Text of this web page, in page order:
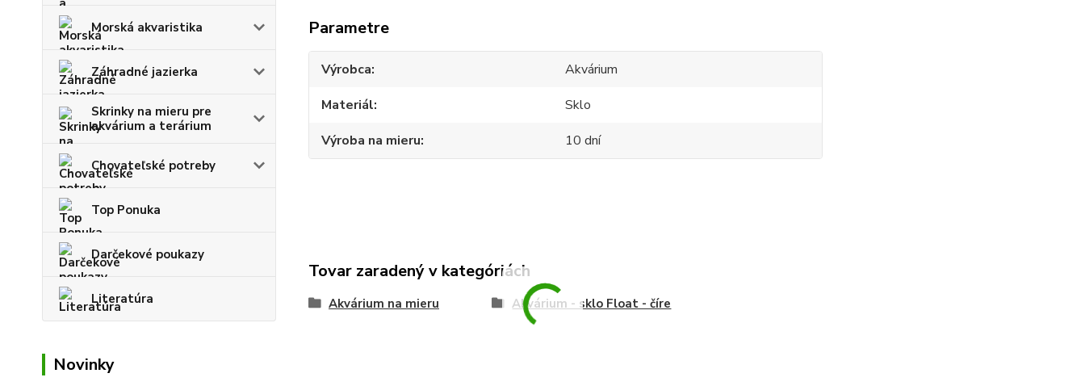
Morská akvaristika
Záhradné jazierka
Skrinky na mieru pre
akvárium a terárium
Chovateľské potreby
Top Ponuka
Darčekové poukazy
Literatúra
Novinky
Parametre
Výrobca
Akvárium
Materiál
Sklo
Výroba na mieru
10 dní
Tovar zaradený v kategóriách
Akvárium na mieru Akvárium - sklo Float - číre